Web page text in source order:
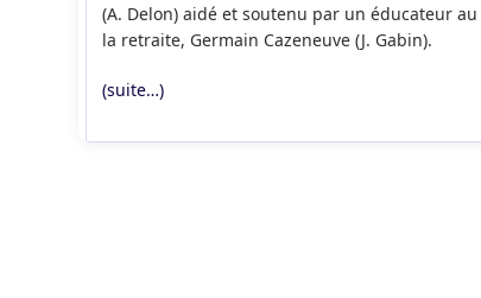
(A. Delon) aidé et soutenu par un éducateur
la retraite, Germain Cazeneuve (J. Gabin).
(suite…)